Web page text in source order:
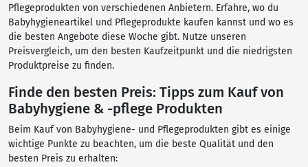
Pflegeprodukten von verschiedenen Anbietern. Erfahre, wo du
Babyhygieneartikel und Pflegeprodukte kaufen kannst und wo es
die besten Angebote diese Woche gibt. Nutze unseren
Preisvergleich, um den besten Kaufzeitpunkt und die niedrigsten
Produktpreise zu finden.
Finde den besten Preis: Tipps zum Kauf von
Babyhygiene & -pflege Produkten
Beim Kauf von Babyhygiene- und Pflegeprodukten gibt es einige
wichtige Punkte zu beachten, um die beste Qualität und den
besten Preis zu erhalten: